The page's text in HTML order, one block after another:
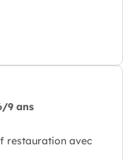
9 ans
restauration avec